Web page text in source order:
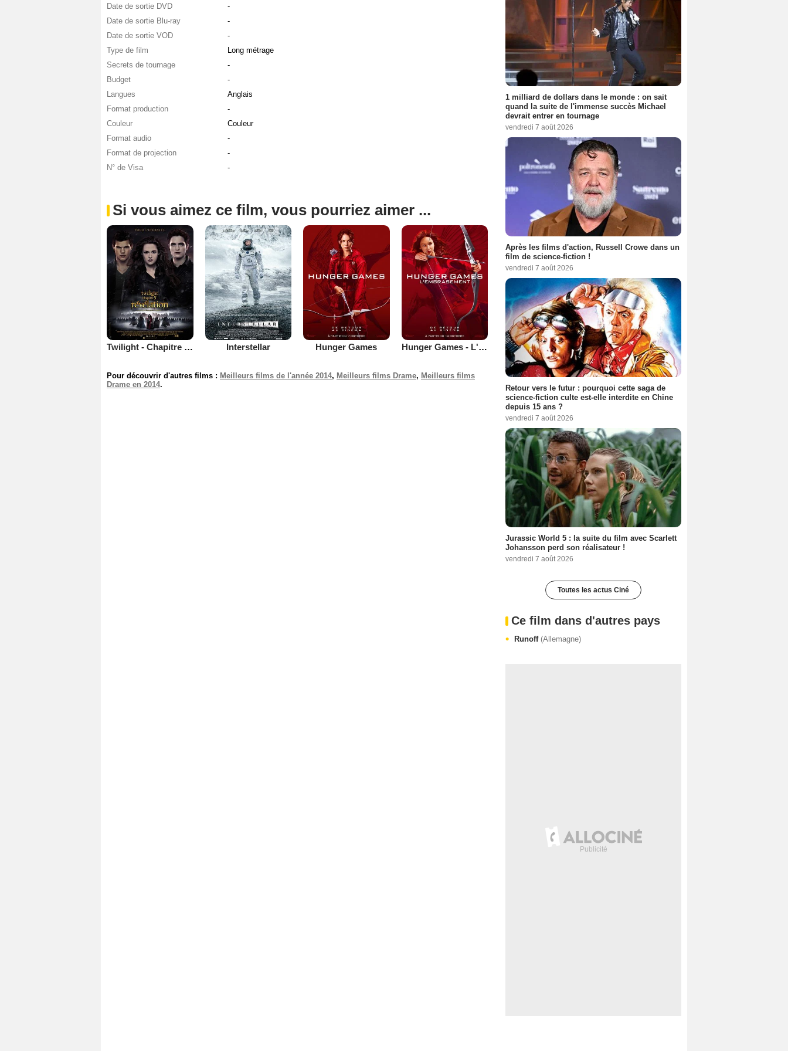
Date de sortie DVD
-
Date de sortie Blu-ray
-
Date de sortie VOD
-
Type de film
Long métrage
Secrets de tournage
-
Budget
-
Langues
Anglais
Format production
-
Couleur
Couleur
Format audio
-
Format de projection
-
N° de Visa
-
Si vous aimez ce film, vous pourriez aimer ...
Twilight - Chapitre 5 : Révélation 2e partie Interstellar Hunger Games Hunger Games - L'embrasement
Pour découvrir d'autres films : Meilleurs films de l'année 2014, Meilleurs films Drame, Meilleurs films
Drame en 2014.
1 milliard de dollars dans le monde : on sait
quand la suite de l'immense succès Michael
devrait entrer en tournage
vendredi 7 août 2026
Après les films d'action, Russell Crowe dans un
film de science-fiction !
vendredi 7 août 2026
Retour vers le futur : pourquoi cette saga de
science-fiction culte est-elle interdite en Chine
depuis 15 ans ?
vendredi 7 août 2026
Jurassic World 5 : la suite du film avec Scarlett
Johansson perd son réalisateur !
vendredi 7 août 2026
Toutes les actus Ciné
Ce film dans d'autres pays
Runoff (Allemagne)